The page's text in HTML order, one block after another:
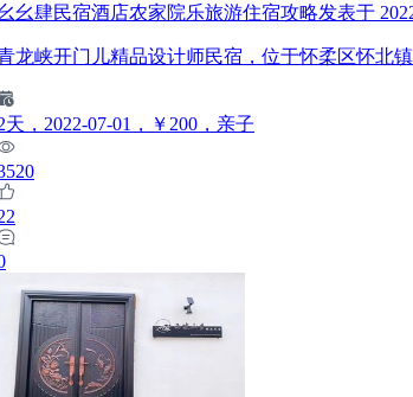
幺肆民宿酒店农家院乐旅游住宿攻略发表于
龙峡开门儿精品设计师民宿，位于怀柔区怀北
天 ，2022-07-01 ，￥200 ，亲子